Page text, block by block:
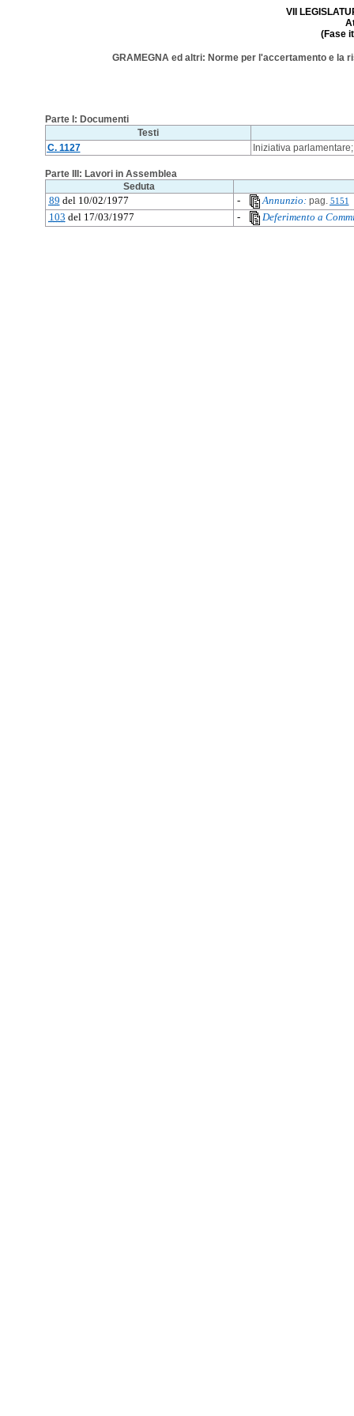
VII
(Fase
GRAMEGNA ed altri: Norme per l'accertamento e la
Parte I: Documenti
Testi
C. 1127
Iniziativa
Parte III: Lavori in Assemblea
Seduta
89 del 10/02/1977 - Annunzio:pag. 5151
103 del 17/03/1977 - Deferimento a